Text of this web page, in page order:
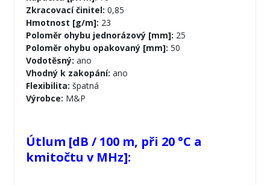
Zkracovací činitel: 0,85
Hmotnost [g/m]: 23
Poloměr ohybu jednorázový [mm]: 25
Poloměr ohybu opakovaný [mm]: 50
Vodotěsný: ano
Vhodný k zakopání: ano
Flexibilita: špatná
Výrobce: M&P
Útlum [dB / 100 m, při 20 °C a
kmitočtu v MHz]: